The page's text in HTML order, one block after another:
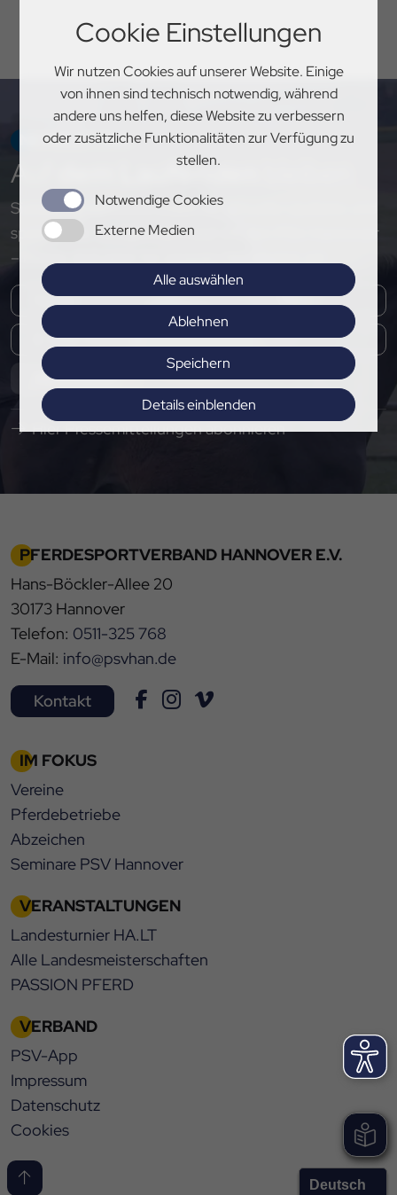
Cookie Einstellungen
Wir nutzen Cookies auf unserer Website. Einige
von ihnen sind technisch notwendig, während
andere uns helfen, diese Website zu verbessern
oder zusätzliche Funktionalitäten zur Verfügung zu
stellen.
Notwendige Cookies
Externe Medien
Alle auswählen
Ablehnen
Speichern
Details einblenden
Impressum
NEWSLETTER
Auf dem Laufenden
Sichere dir exklusive Einblicke, aktuelle Updates und
spannende Neuigkeiten rund um den PSV Hannover
– melde dich jetzt für unseren Newsletter an!
Abonnieren
Hier Pressemitteilungen abonnieren
PFERDESPORTVERBAND HANNOVER E.V.
Hans-Böckler-Allee 20
30173 Hannover
Telefon: 0511-325 768
E-Mail: info@psvhan.de
Kontakt
IM FOKUS
Vereine
Pferdebetriebe
Abzeichen
Seminare PSV Hannover
VERANSTALTUNGEN
Landesturnier HA.LT
Alle Landesmeisterschaften
PASSION PFERD
VERBAND
PSV-App
Impressum
Datenschutz
Cookies